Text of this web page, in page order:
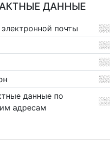
ДАННЫЕ
почты
данные по
адресам